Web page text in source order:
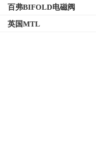
百弗BIFOLD电磁阀
英国MTL